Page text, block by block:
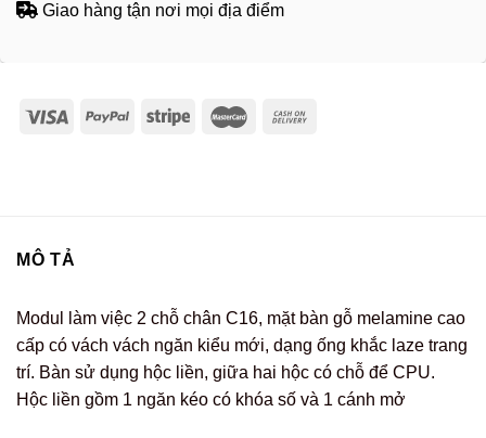
Giao hàng tận nơi mọi địa điểm
MÔ TẢ
Modul làm việc 2 chỗ chân C16, mặt bàn gỗ melamine cao
cấp có vách vách ngăn kiểu mới, dạng ống khắc laze trang
trí. Bàn sử dụng hộc liền, giữa hai hộc có chỗ để CPU.
Hộc liền gồm 1 ngăn kéo có khóa số và 1 cánh mở